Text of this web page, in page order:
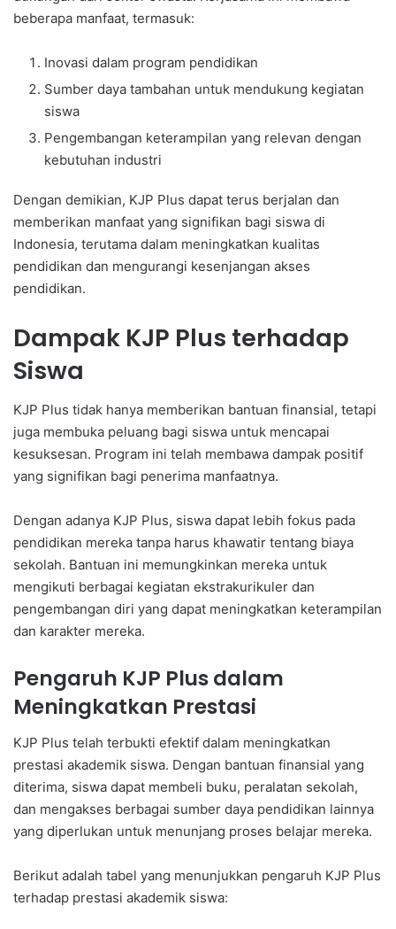
beberapa manfaat, termasuk:
Inovasi dalam program pendidikan
Sumber daya tambahan untuk mendukung kegiatan
siswa
Pengembangan keterampilan yang relevan dengan
kebutuhan industri
Dengan demikian, KJP Plus dapat terus berjalan dan
memberikan manfaat yang signifikan bagi siswa di
Indonesia, terutama dalam meningkatkan kualitas
pendidikan dan mengurangi kesenjangan akses
pendidikan.
Dampak KJP Plus terhadap
Siswa
KJP Plus tidak hanya memberikan bantuan finansial, tetapi
juga membuka peluang bagi siswa untuk mencapai
kesuksesan. Program ini telah membawa dampak positif
yang signifikan bagi penerima manfaatnya.
Dengan adanya KJP Plus, siswa dapat lebih fokus pada
pendidikan mereka tanpa harus khawatir tentang biaya
sekolah. Bantuan ini memungkinkan mereka untuk
mengikuti berbagai kegiatan ekstrakurikuler dan
pengembangan diri yang dapat meningkatkan keterampilan
dan karakter mereka.
Pengaruh KJP Plus dalam
Meningkatkan Prestasi
KJP Plus telah terbukti efektif dalam meningkatkan
prestasi akademik siswa. Dengan bantuan finansial yang
diterima, siswa dapat membeli buku, peralatan sekolah,
dan mengakses berbagai sumber daya pendidikan lainnya
yang diperlukan untuk menunjang proses belajar mereka.
Berikut adalah tabel yang menunjukkan pengaruh KJP Plus
terhadap prestasi akademik siswa: